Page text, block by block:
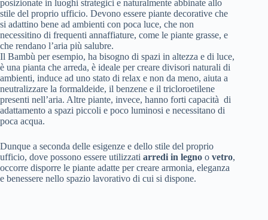
posizionate in luoghi strategici e naturalmente abbinate allo
stile del proprio ufficio. Devono essere piante decorative che
si adattino bene ad ambienti con poca luce, che non
necessitino di frequenti annaffiature, come le piante grasse, e
che rendano l’aria più salubre.
Il Bambù per esempio, ha bisogno di spazi in altezza e di luce,
è una pianta che arreda, è ideale per creare divisori naturali di
ambienti, induce ad uno stato di relax e non da meno, aiuta a
neutralizzare la formaldeide, il benzene e il tricloroetilene
presenti nell’aria. Altre piante, invece, hanno forti capacità di
adattamento a spazi piccoli e poco luminosi e necessitano di
poca acqua.
Dunque a seconda delle esigenze e dello stile del proprio
ufficio, dove possono essere utilizzati arredi in legno o vetro,
occorre disporre le piante adatte per creare armonia, eleganza
e benessere nello spazio lavorativo di cui si dispone.